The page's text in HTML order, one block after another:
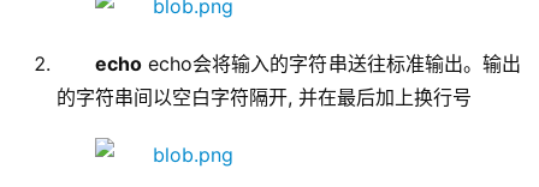
echo echo会将输入的字符串送往标准输出。输出
的字符串间以空白字符隔开, 并在最后加上换行号